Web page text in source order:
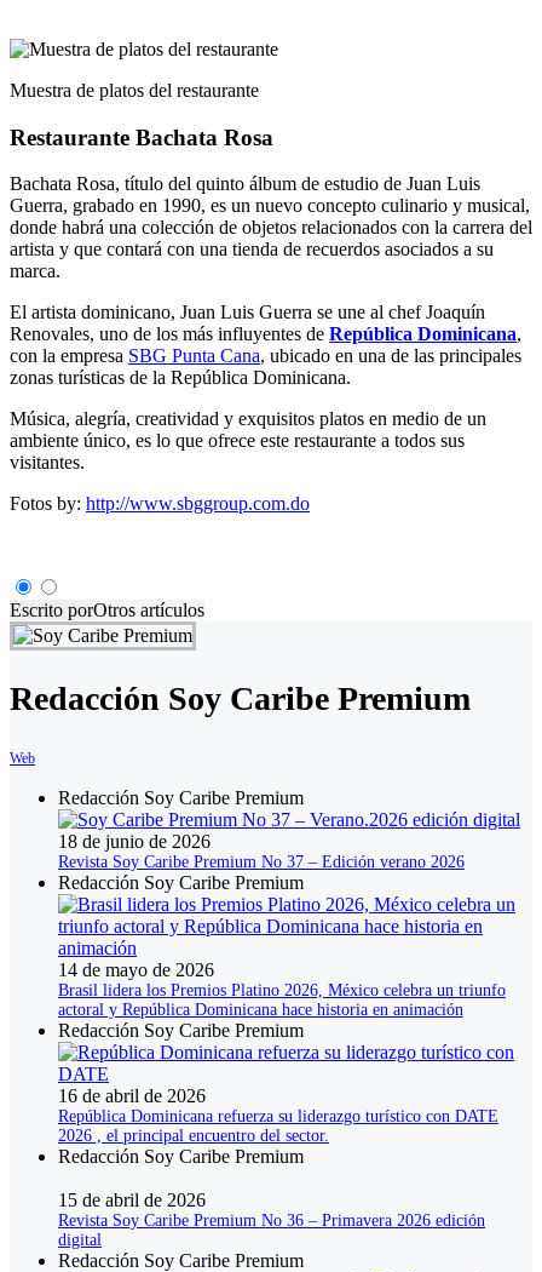
Muestra de platos del restaurante
Restaurante Bachata Rosa
Bachata Rosa, título del quinto álbum de estudio de Juan Luis
Guerra, grabado en 1990, es un nuevo concepto culinario y musical,
donde habrá una colección de objetos relacionados con la carrera del
artista y que contará con una tienda de recuerdos asociados a su
marca.
El artista dominicano, Juan Luis Guerra se une al chef Joaquín
Renovales, uno de los más influyentes de República Dominicana,
con la empresa SBG Punta Cana, ubicado en una de las principales
zonas turísticas de la República Dominicana.
Música, alegría, creatividad y exquisitos platos en medio de un
ambiente único, es lo que ofrece este restaurante a todos sus
visitantes.
Fotos by: http://www.sbggroup.com.do
Escrito porOtros artículos
Redacción Soy Caribe Premium
Web
Redacción Soy Caribe Premium
18 de junio de 2026
Revista Soy Caribe Premium No 37 – Edición verano 2026
Redacción Soy Caribe Premium
14 de mayo de 2026
Brasil lidera los Premios Platino 2026, México celebra un triunfo
actoral y República Dominicana hace historia en animación
Redacción Soy Caribe Premium
16 de abril de 2026
República Dominicana refuerza su liderazgo turístico con DATE
2026 , el principal encuentro del sector.
Redacción Soy Caribe Premium
15 de abril de 2026
Revista Soy Caribe Premium No 36 – Primavera 2026 edición
digital
Redacción Soy Caribe Premium